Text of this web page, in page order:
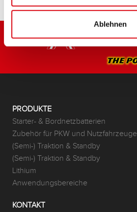
Ablehnen
PRODUKTE
Starter- & Bordnetzbatterien
Zubehör für PKW und Nutzfahrzeuge
(Semi-) Traktion & Standby
(Semi-) Traktion & Standby
Lithium
Anwendungsbereiche
KONTAKT